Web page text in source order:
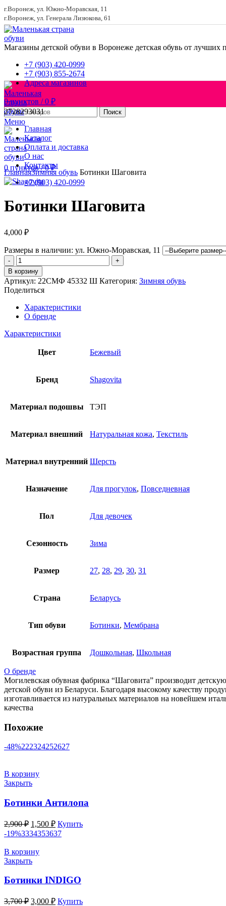
г.Воронеж, ул. Южно-Моравская, 11
г.Воронеж, ул. Генерала Лизюкова, 61
Магазины детской обуви в Воронеже детская обувь от лучших
+7 (903) 420-0999
+7 (903) 855-2674
Адреса магазинов
0пунктов / 0 ₽
Поиск
Меню
0пунктов / 0₽
Главная
Каталог
Оплата и доставка
О нас
Контакты
+7 (903) 420-0999
2728293031
Увеличить
ГлавнаяЗимняя обувь Ботинки Шаговита
Ботинки Шаговита
4,000 ₽
Размеры в наличии: ул. Южно-Моравская, 11
Количество
товара
Ботинки
Шаговита
В корзину
Артикул: 22СМФ 45332 Ш Категория: Зимняя обувь
Поделиться
Характеристики
О бренде
Характеристики
Цвет Бежевый
Бренд Shagovita
Материал подошвы ТЭП
Материал внешний Натуральная кожа, Текстиль
Материал внутренний Шерсть
Назначение Для прогулок, Повседневная
Пол Для девочек
Сезонность Зима
Размер 27, 28, 29, 30, 31
Страна Беларусь
Тип обуви Ботинки, Мембрана
Возрастная группа Дошкольная, Школьная
О бренде
Могилевская обувная фабрика “Шаговита” производит
детской обуви из Беларуси. Благодаря высокому качеству
изготавливается из натуральных материалов на новейшем
качества
Похожие
-48%222324252627
В корзину
Закрыть
Ботинки Антилопа
2,900₽ Первоначальная
цена
составляла
2,900 ₽.
1,500 ₽Текущая
цена:
Купить
-19%3334353637
В корзину
Закрыть
Ботинки INDIGO
3,700₽ Первоначальная
3,000 ₽Текущая
Купить